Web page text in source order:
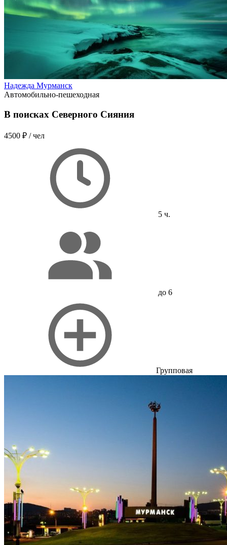
Надежда Мурманск
Автомобильно-пешеходная
В поисках Северного Сияния
4500 ₽ / чел
5 ч.
до 6
Групповая